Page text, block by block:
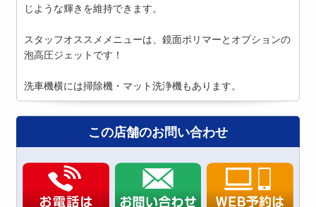
じような輝きを維持できます。
スタッフオススメメニューは、鏡面ポリマーとオプションの
泡高圧ジェットです！
洗車機横には掃除機・マット洗浄機もあります。
この店舗のお問い合わせ